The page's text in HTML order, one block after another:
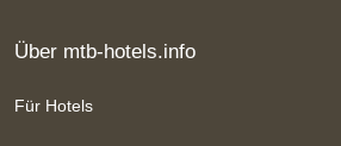
Über mtb-hotels.info
Für Hotels